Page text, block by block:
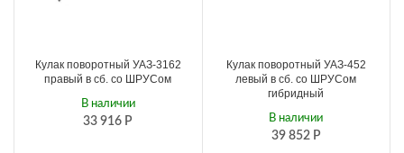
Кулак поворотный УАЗ-3162
правый в сб. со ШРУСом
33 916 Р
В наличии
Кулак поворотный УАЗ-452
левый в сб. со ШРУСом
гибридный
39 852 Р
В наличии